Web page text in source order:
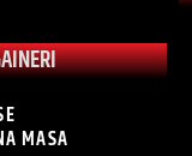
MASA